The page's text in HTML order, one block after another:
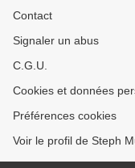
Contact
Signaler un abus
C.G.U.
Cookies et données
Préférences cookies
Voir le profil de Steph